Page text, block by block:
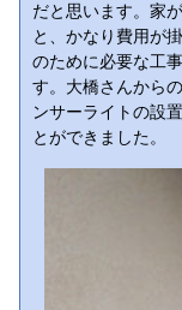
だと思います。家
と、かなり費用が
のために必要な工
す。大橋さんから
ンサーライトの設
とができました。